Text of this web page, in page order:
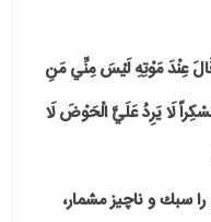
عِنْدَ مَوْتِهِ لَيْسَ مِنِّي مَنِ
لَا يَرِدُ عَلَيَّ الْحَوْضَ لَا
سبك و ناچيز مشمار،